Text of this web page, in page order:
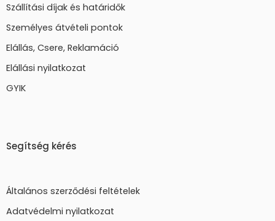
Szállítási díjak és határidők
Személyes átvételi pontok
Elállás, Csere, Reklamáció
Elállási nyilatkozat
GYIK
Segítség kérés
Általános szerződési feltételek
Adatvédelmi nyilatkozat